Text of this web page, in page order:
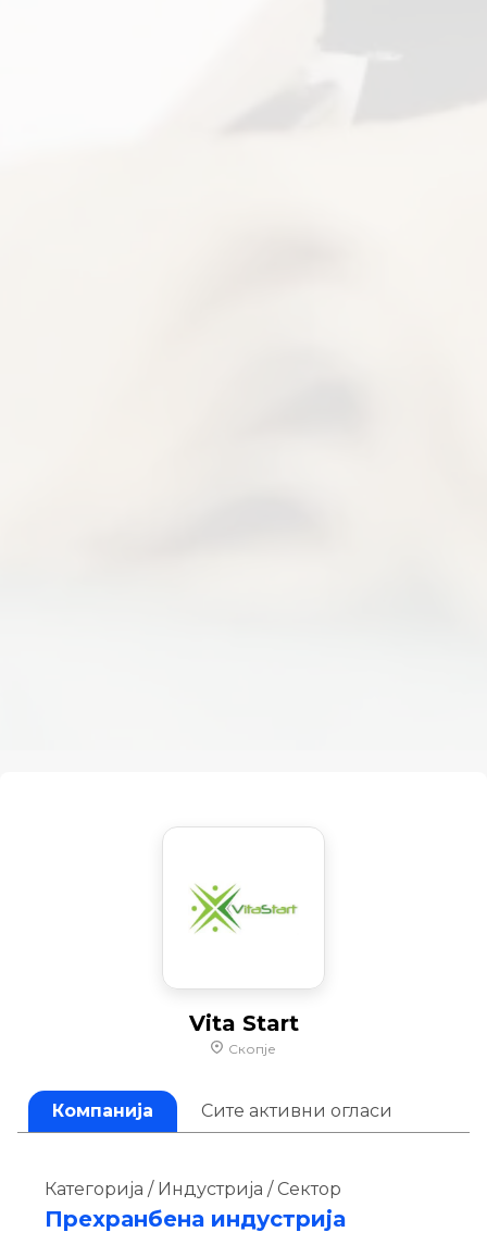
Vita Start
Скопје
Компанија Сите активни огласи
Категорија / Индустрија / Сектор
Прехранбена индустрија